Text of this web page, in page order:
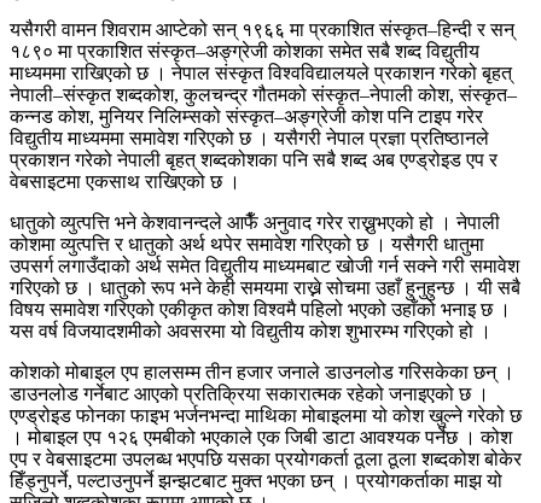
यसैगरी वामन शिवराम आप्टेको सन् १९६६ मा प्रकाशित संस्कृत–हिन्दी र सन्
१८९० मा प्रकाशित संस्कृत–अङ्ग्रेजी कोशका समेत सबै शब्द विद्युतीय
माध्यममा राखिएको छ । नेपाल संस्कृत विश्वविद्यालयले प्रकाशन गरेको बृहत्
नेपाली–संस्कृत शब्दकोश, कुलचन्द्र गौतमको संस्कृत–नेपाली कोश, संस्कृत–
कन्नड कोश, मुनियर निलिम्सको संस्कृत–अङ्ग्रेजी कोश पनि टाइप गरेर
विद्युतीय माध्यममा समावेश गरिएको छ । यसैगरी नेपाल प्रज्ञा प्रतिष्ठानले
प्रकाशन गरेको नेपाली बृहत् शब्दकोशका पनि सबै शब्द अब एण्ड्रोइड एप र
वेबसाइटमा एकसाथ राखिएको छ ।
धातुको व्युत्पत्ति भने केशवानन्दले आफैँ अनुवाद गरेर राख्नुभएको हो । नेपाली
कोशमा व्युत्पत्ति र धातुको अर्थ थपेर समावेश गरिएको छ । यसैगरी धातुमा
उपसर्ग लगाउँदाको अर्थ समेत विद्युतीय माध्यमबाट खोजी गर्न सक्ने गरी समावेश
गरिएको छ । धातुको रूप भने केही समयमा राख्ने सोचमा उहाँ हुनुहुन्छ । यी सबै
विषय समावेश गरिएको एकीकृत कोश विश्वमै पहिलो भएको उहाँको भनाइ छ ।
यस वर्ष विजयादशमीको अवसरमा यो विद्युतीय कोश शुभारम्भ गरिएको हो ।
कोशको मोबाइल एप हालसम्म तीन हजार जनाले डाउनलोड गरिसकेका छन् ।
डाउनलोड गर्नेबाट आएको प्रतिक्रिया सकारात्मक रहेको जनाइएको छ ।
एण्ड्रोइड फोनका फाइभ भर्जनभन्दा माथिका मोबाइलमा यो कोश खुल्ने गरेको छ
। मोबाइल एप १२६ एमबीको भएकाले एक जिबी डाटा आवश्यक पर्नेछ । कोश
एप र वेबसाइटमा उपलब्ध भएपछि यसका प्रयोगकर्ता ठूला ठूला शब्दकोश बोकेर
हिँड्नुपर्ने, पल्टाउनुपर्ने झन्झटबाट मुक्त भएका छन् । प्रयोगकर्ताका माझ यो